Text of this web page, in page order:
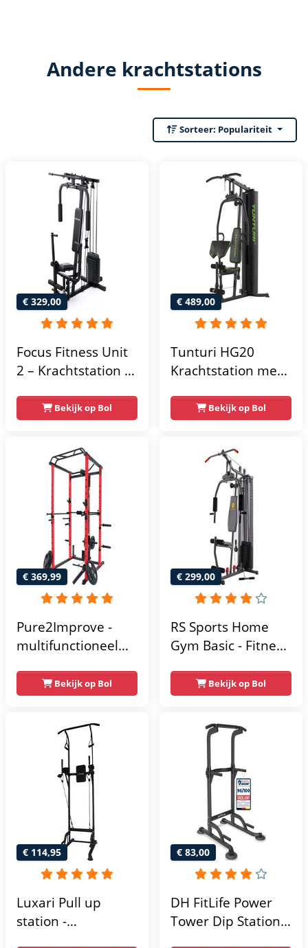
Andere krachtstations
Sorteer: Populariteit
€ 329,00
Focus Fitness Unit
2 – Krachtstation –
– Lat Pulley
Bekijk op Bol
€ 489,00
Tunturi HG20
Krachtstation met
Compacte home
gym met lat pulley
krachtstation voor
thuis - Compact en
multifunctioneel -
Incl. gratis fitness
Bekijk op Bol
€ 369,99
Pure2Improve -
multifunctioneel
krachtstation -
home gym -
215x111x142
Bekijk op Bol
€ 299,00
RS Sports Home
Gym Basic - Fitness
Bekijk op Bol
€ 114,95
Luxari Pull up
station -
€ 83,00
DH FitLife Power
Tower Dip Station |